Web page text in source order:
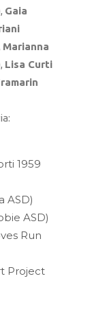
Gaia
Marianna
Lisa Curti
1959
ASD)
ASD)
Run
Project